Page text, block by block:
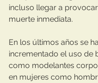
incluso llegar a
muerte inmediata.
En los últimos años se ha
incrementado el uso de
como modelantes
en mujeres como